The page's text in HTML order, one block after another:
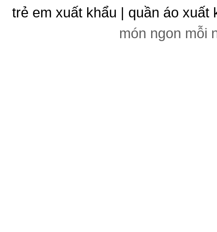
trẻ em xuất khẩu | quần áo xuất
món ngon mỗi